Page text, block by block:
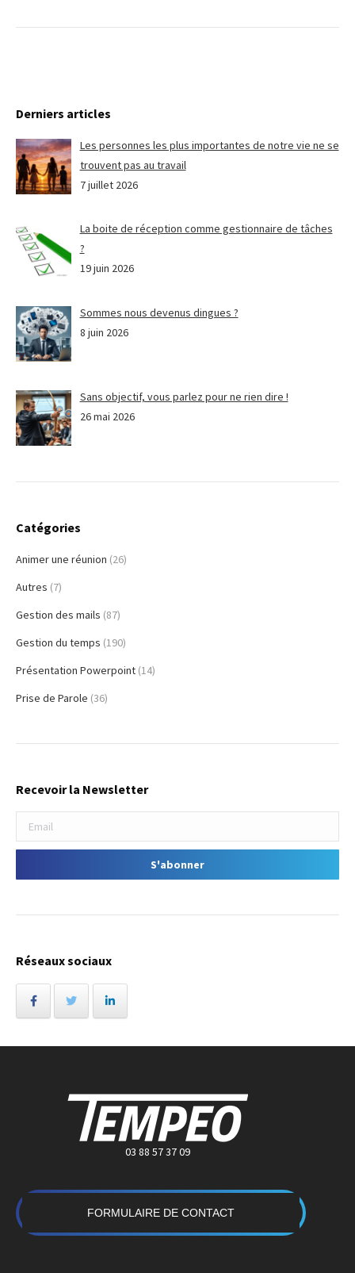
Derniers articles
Les personnes les plus importantes de notre vie ne se
trouvent pas au travail
7 juillet 2026
La boite de réception comme gestionnaire de tâches
?
19 juin 2026
Sommes nous devenus dingues ?
8 juin 2026
Sans objectif, vous parlez pour ne rien dire !
26 mai 2026
Catégories
Animer une réunion (26)
Autres (7)
Gestion des mails (87)
Gestion du temps (190)
Présentation Powerpoint (14)
Prise de Parole (36)
Recevoir la Newsletter
Réseaux sociaux
03 88 57 37 09
FORMULAIRE DE CONTACT